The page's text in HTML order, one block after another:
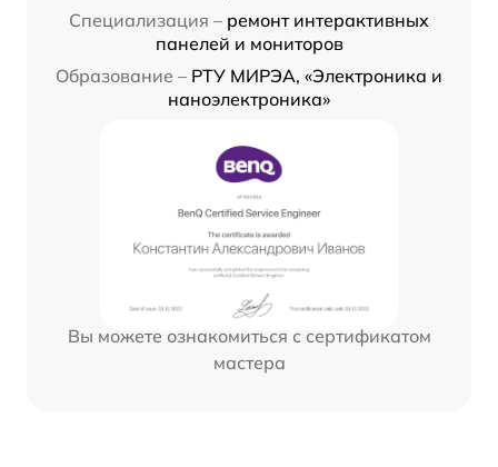
Специализация – ремонт интерактивных
панелей и мониторов
Образование – РТУ МИРЭА, «Электроника и
наноэлектроника»
Вы можете ознакомиться с сертификатом
мастера